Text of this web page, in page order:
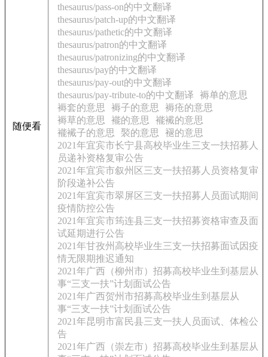
随便看
thesaurus/pass-on的中文翻译
thesaurus/patch-up的中文翻译
thesaurus/pathetic的中文翻译
thesaurus/patron的中文翻译
thesaurus/patronizing的中文翻译
thesaurus/pay的中文翻译
thesaurus/pay-out的中文翻译
thesaurus/pay-tribute-to的中文翻译
褥单的意思
褥套的意思
褥子的意思
褥疮的意思
褥草的意思
褦的意思
褦襶的意思
褦襶子的意思
褧的意思
褪的意思
2021年宜宾市长宁县高校毕业生三支一扶招募人
员递补资格复审公告
2021年宜宾市叙州区三支一扶招募人员资格复审
阶段递补公告
2021年宜宾市翠屏区三支一扶招募人员面试期间
疫情防控公告
2021年宜宾市筠连县三支一扶招募资格审查及面
试延期进行公告
2021年甘孜州高校毕业生三支一扶招募面试因疫
情无限期推迟通知
2021年广西（柳州市）招募高校毕业生到基层从
事“三支一扶”计划面试公告
2021年广西贺州市招募高校毕业生到基层从
事“三支一扶”计划面试公告
2021年昆明市富民县三支一扶人员面试、体检公
告
2021年广西（崇左市）招募高校毕业生到基层从